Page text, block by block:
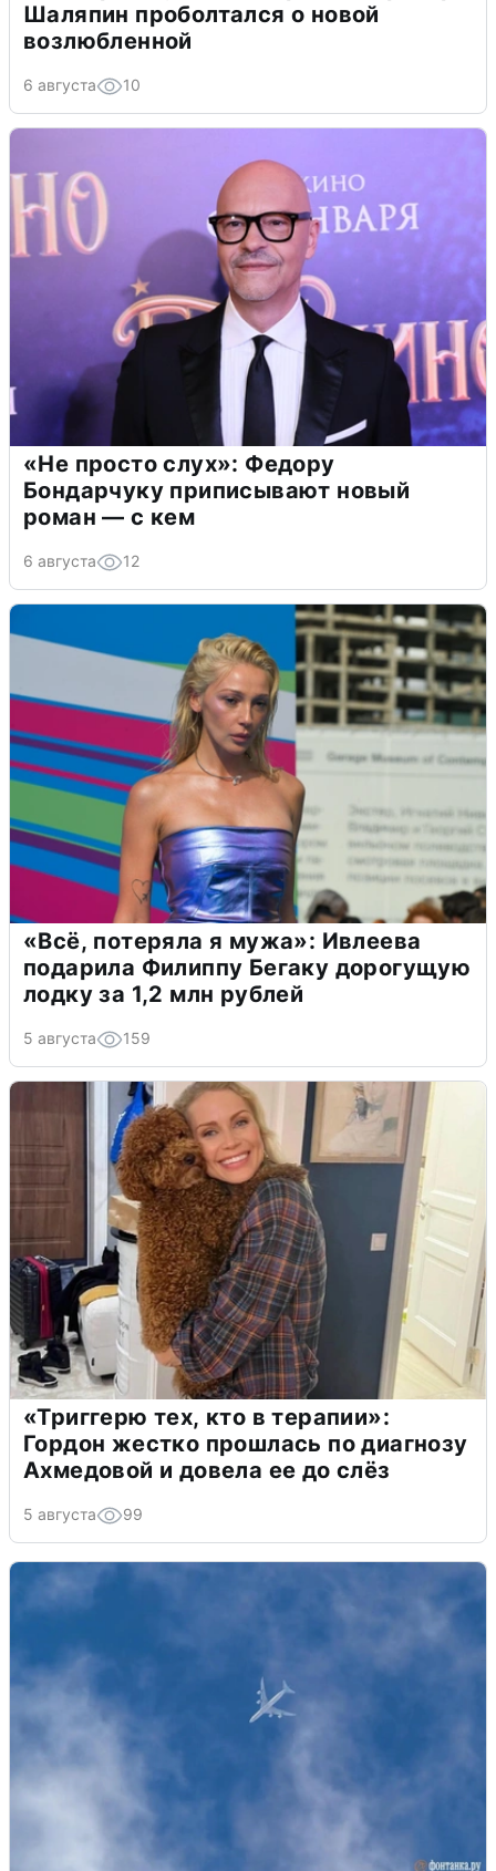
Шаляпин проболтался о новой
возлюбленной
6 августа 10
«Не просто слух»: Федору
Бондарчуку приписывают новый
роман — с кем
6 августа 12
«Всё, потеряла я мужа»: Ивлеева
подарила Филиппу Бегаку дорогущую
лодку за 1,2 млн рублей
5 августа 159
«Триггерю тех, кто в терапии»:
Гордон жестко прошлась по диагнозу
Ахмедовой и довела ее до слёз
5 августа 99